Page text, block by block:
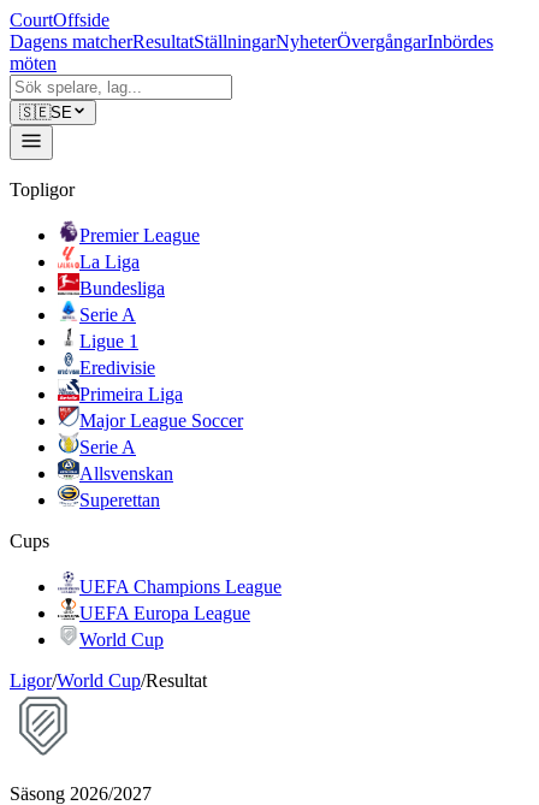
CourtOffside
Dagens matcherResultatStällningarNyheterÖvergångarInbördes
möten
🇸🇪SE
Topligor
Premier League
La Liga
Bundesliga
Serie A
Ligue 1
Eredivisie
Primeira Liga
Major League Soccer
Serie A
Allsvenskan
Superettan
Cups
UEFA Champions League
UEFA Europa League
World Cup
Ligor/World Cup/Resultat
Säsong 2026/2027